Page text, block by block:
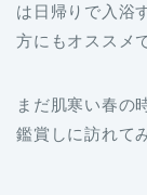
は日帰りで入浴
方にもオススメ
まだ肌寒い春の
鑑賞しに訪れて